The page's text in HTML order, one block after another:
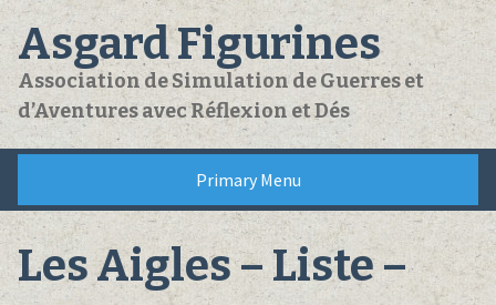
Skip
to
content
Asgard Figurines
Association de Simulation de Guerres et
d’Aventures avec Réflexion et Dés
Primary Menu
Les Aigles – Liste –